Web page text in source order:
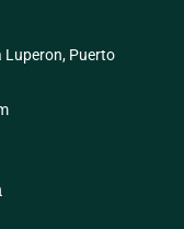
Luperon, Puerto